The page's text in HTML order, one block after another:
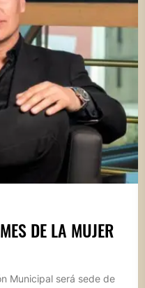
DE LA MUJER
Municipal será sede de